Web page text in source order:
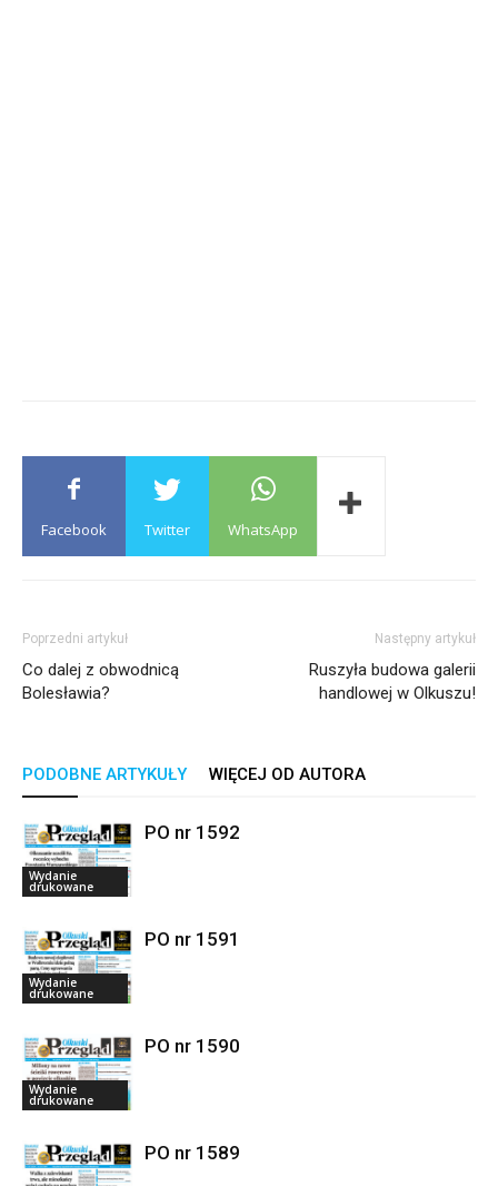
Facebook Twitter WhatsApp
Poprzedni artykuł
Co dalej z obwodnicą
Bolesławia?
Następny artykuł
Ruszyła budowa galerii
handlowej w Olkuszu!
PODOBNE ARTYKUŁY WIĘCEJ OD AUTORA
Wydanie
drukowane
PO nr 1592
Wydanie
drukowane
PO nr 1591
Wydanie
drukowane
PO nr 1590
PO nr 1589